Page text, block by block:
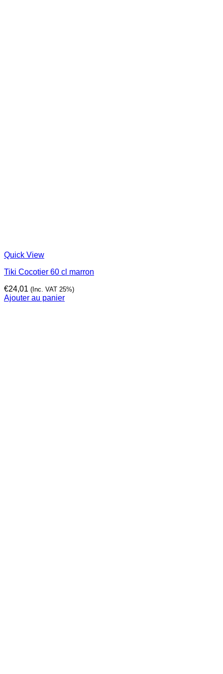
Quick View
Tiki Cocotier 60 cl marron
€24,01 (Inc. VAT 25%)
Ajouter au panier